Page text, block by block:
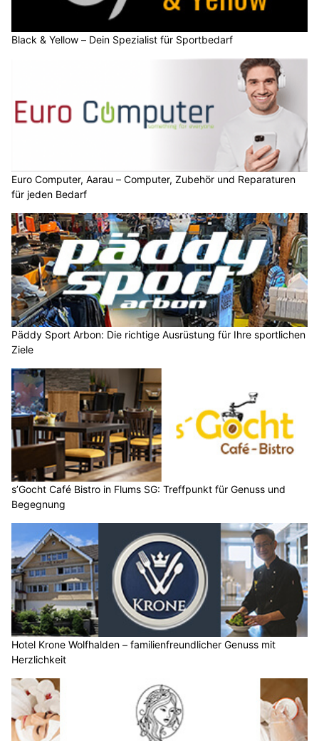
Black & Yellow – Dein Spezialist für Sportbedarf
Euro Computer, Aarau – Computer, Zubehör und Reparaturen
für jeden Bedarf
Päddy Sport Arbon: Die richtige Ausrüstung für Ihre sportlichen
Ziele
s’Gocht Café Bistro in Flums SG: Treffpunkt für Genuss und
Begegnung
Hotel Krone Wolfhalden – familienfreundlicher Genuss mit
Herzlichkeit